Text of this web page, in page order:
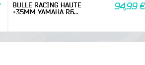
BULLE RACING HAUTE
+35MM YAMAHA R6...
94,99 €